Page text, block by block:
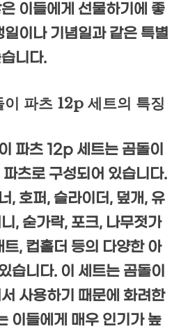
이들에게 선물하기에 좋
이나 기념일과 같은 특별
니다.
파츠 12p 세트의 특징
파츠 12p 세트는 곰돌이
츠로 구성되어 있습니다.
, 호퍼, 슬라이더, 덮개, 유
, 숟가락, 포크, 나무젓가
, 컵홀더 등의 다양한 아
습니다. 이 세트는 곰돌이
사용하기 때문에 화려한
이들에게 매우 인기가 높